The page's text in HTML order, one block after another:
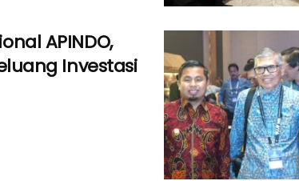
APINDO,
Investasi